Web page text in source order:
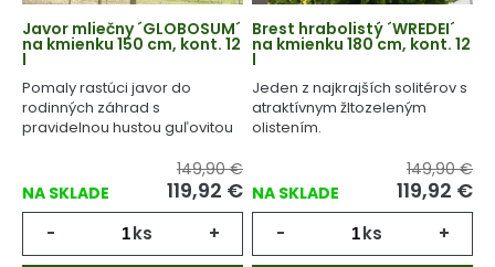
Javor mliečny ´GLOBOSUM´
na kmienku 150 cm, kont. 12
l
Pomaly rastúci javor do
rodinných záhrad s
pravidelnou hustou guľovitou
NA SKLADE
149,90 €
119,92 €
- ks +
Brest hrabolistý ´WREDEI´
na kmienku 180 cm, kont. 12
l
Jeden z najkrajších solitérov s
atraktívnym žltozeleným
olistením.
NA SKLADE
149,90 €
119,92 €
- ks +